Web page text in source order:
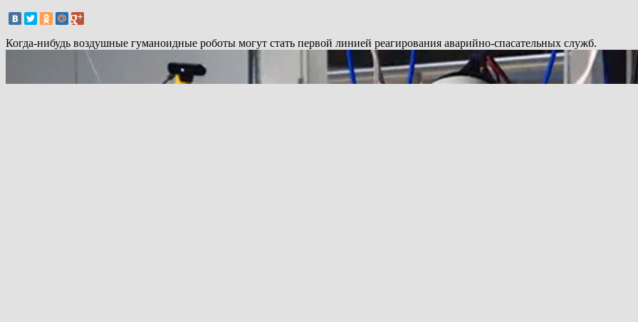
Когда-нибудь воздушные гуманоидные роботы могут стать первой линией реагирования аварийно-спасательных служб.